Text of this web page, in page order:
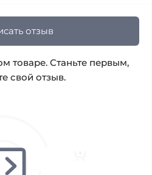
отзыв
товаре. Станьте первым,
свой отзыв.